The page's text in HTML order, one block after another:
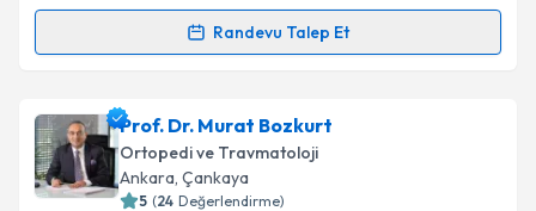
Kişisel verilerimin işlenmesine ilişkin
Metni'ni okudum ve kişisel verilerimin belirtilen
Takvim Talebini Gönder
Randevu Talep Et
Randevu Takvimi Talebi
Op. Dr. Engin YALÇIN için randevu takvimi talebi
oluşturun. Size bu uzmandan randevu almanız için bir
takvim hazırlandığında e-posta ile bilgilendireceğiz.
Prof. Dr. Murat Bozkurt
Ortopedi ve Travmatoloji
Ankara, Çankaya
5 (24 Değerlendirme)